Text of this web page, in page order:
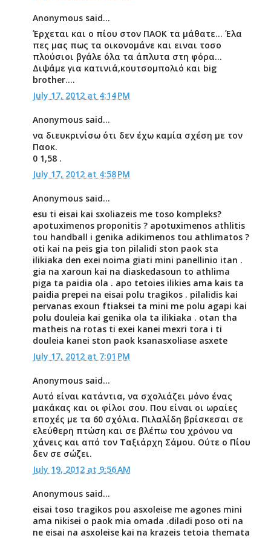
Anonymous said...
Έρχεται και ο πίου στον ΠΑΟΚ τα μάθατε... Έλα
πες μας πως τα οικονομάνε και ειναι τοσο
πλούσιοι βγάλε όλα τα άπλυτα στη φόρα...
Διψάμε για κατινιά,κουτσομπολιό και big
brother....
July 17, 2012 at 4:14 PM
Anonymous said...
να διευκρινίσω ότι δεν έχω καμία σχέση με τον
Παοκ.
0 1,58 .
July 17, 2012 at 4:58 PM
Anonymous said...
esu ti eisai kai sxoliazeis me toso kompleks?
apotuximenos proponitis ? apotuximenos athlitis
tou handball i genika adikimenos tou athlimatos ?
oti kai na peis gia ton pilalidi ston paok sta
ilikiaka den exei noima giati mini panellinio itan .
gia na xaroun kai na diaskedasoun to athlima
piga ta paidia ola . apo tetoies ilikies ama kais ta
paidia prepei na eisai polu tragikos . pilalidis kai
pervanas exoun ftiaksei ta mini me polu agapi kai
polu douleia kai genika ola ta ilikiaka . otan tha
matheis na rotas ti exei kanei mexri tora i ti
douleia kanei ston paok ksanasxoliase asxete
July 17, 2012 at 7:01 PM
Anonymous said...
Αυτό είναι κατάντια, να σχολιάζει μόνο ένας
μακάκας και οι φίλοι σου. Που είναι οι ωραίες
εποχές με τα 60 σχόλια. Πιλαλίδη βρίσκεσαι σε
ελεύθερη πτώση και σε βλέπω του χρόνου να
χάνεις και από τον Ταξιάρχη Σάμου. Ούτε ο Πίου
δεν σε σώζει.
July 19, 2012 at 9:56 AM
Anonymous said...
eisai toso tragikos pou asxoleise me agones mini
ama nikisei o paok mia omada .diladi poso oti na
ne eisai na asxoleise kai na krazeis tetoia themata